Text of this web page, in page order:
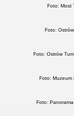
Foto: Most
Foto:
Foto: Ostrów
Foto: Muzeum
Foto: Panorama